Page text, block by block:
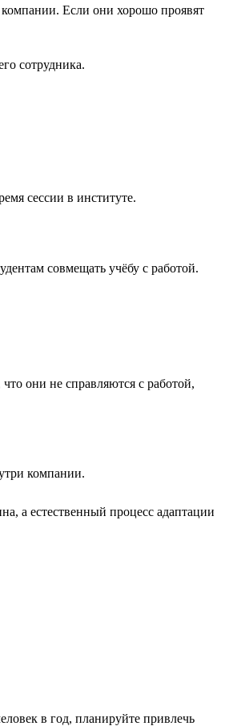
Если они хорошо проявят
сотрудника.
сессии в институте.
совмещать учёбу с работой.
они не справляются с работой,
компании.
а естественный процесс адаптации
в год, планируйте привлечь